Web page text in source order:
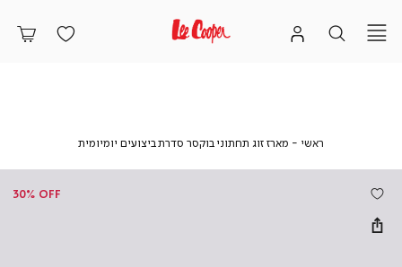
ראשי ראשימארז זוג תחתוני בוקסר סדרת ביצועים יומיומיתמארז
תחתוני
סדרת30% OFF